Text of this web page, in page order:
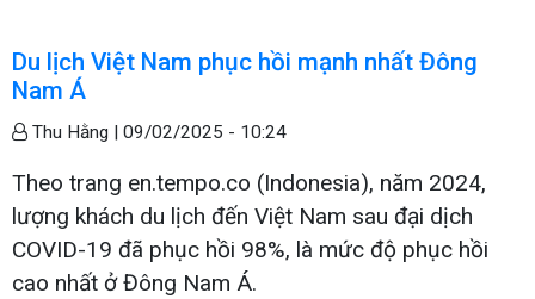
Du lịch Việt Nam phục hồi mạnh nhất Đông
Nam Á
Thu Hằng | 09/02/2025 - 10:24
Theo trang en.tempo.co (Indonesia), năm 2024,
lượng khách du lịch đến Việt Nam sau đại dịch
COVID-19 đã phục hồi 98%, là mức độ phục hồi
cao nhất ở Đông Nam Á.